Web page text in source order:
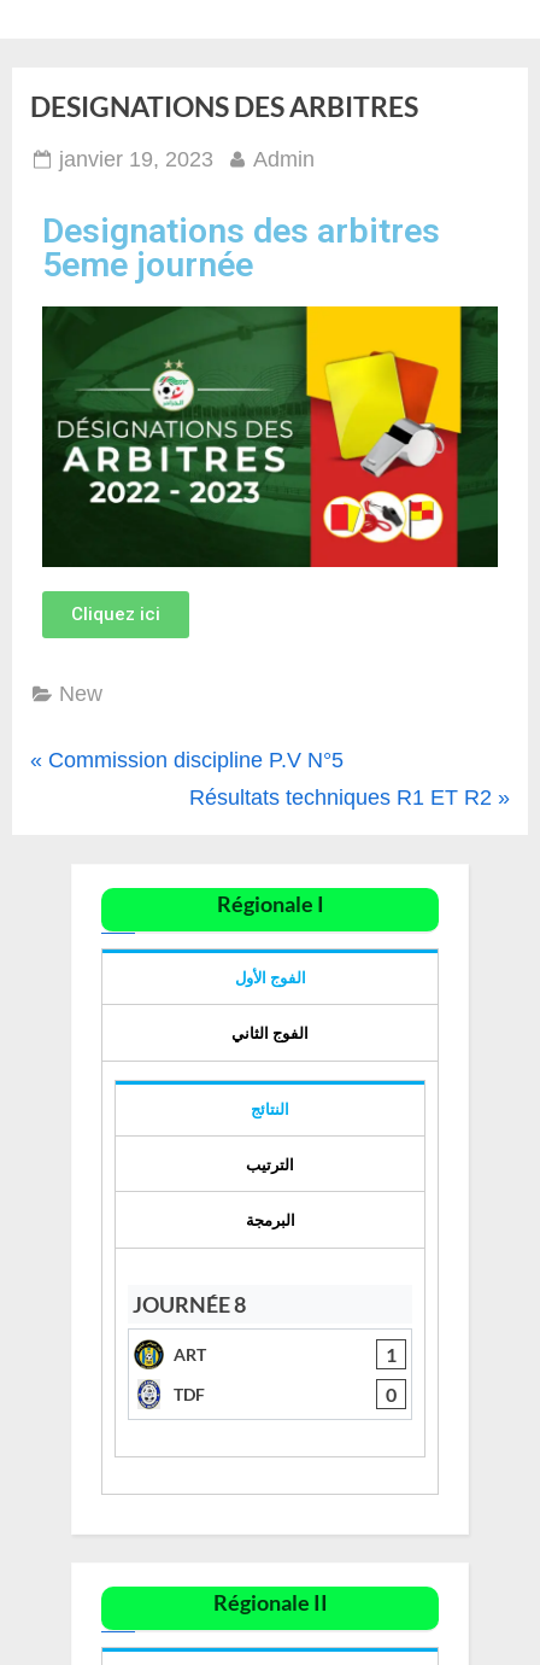
DESIGNATIONS DES ARBITRES
janvier 19, 2023 Admin
Designations des arbitres
5eme journée
Cliquez ici
New
Commission discipline P.V N°5
Résultats techniques R1 ET R2
Régionale I
الفوج الأول
الفوج الثاني
النتائج
الترتيب
البرمجة
JOURNÉE 8
ART
TDF
1
0
Régionale II